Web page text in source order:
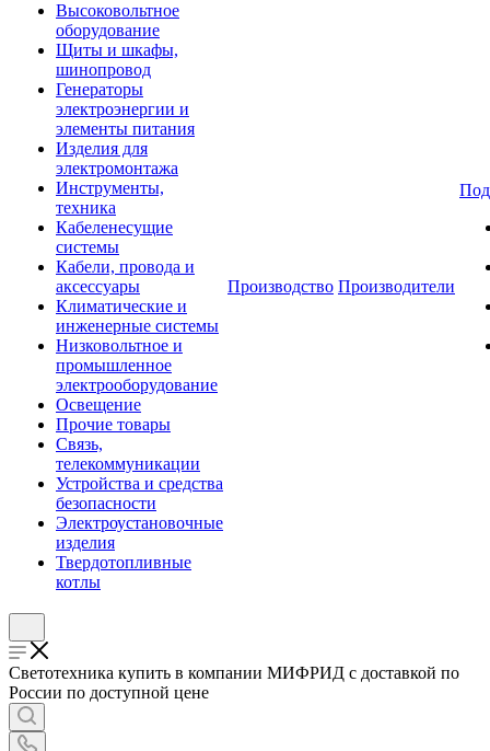
Высоковольтное
оборудование
Щиты и шкафы,
шинопровод
Генераторы
электроэнергии и
элементы питания
Изделия для
электромонтажа
Инструменты,
техника
Кабеленесущие
системы
Кабели, провода и
аксессуары
Климатические и
инженерные системы
Низковольтное и
промышленное
электрооборудование
Освещение
Прочие товары
Связь,
телекоммуникации
Устройства и средства
безопасности
Электроустановочные
изделия
Твердотопливные
котлы
Производство Производители
Светотехника купить в компании МИФРИД с доставкой по
России по доступной цене